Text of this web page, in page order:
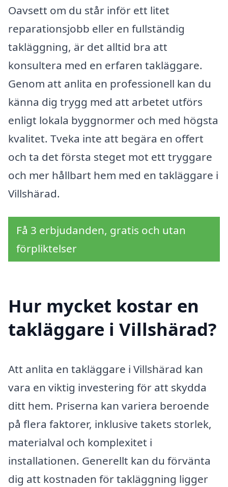
Oavsett om du står inför ett litet
reparationsjobb eller en fullständig
takläggning, är det alltid bra att
konsultera med en erfaren takläggare.
Genom att anlita en professionell kan du
känna dig trygg med att arbetet utförs
enligt lokala byggnormer och med högsta
kvalitet. Tveka inte att begära en offert
och ta det första steget mot ett tryggare
och mer hållbart hem med en takläggare i
Villshärad.
Få 3 erbjudanden, gratis och utan
förpliktelser
Hur mycket kostar en
takläggare i Villshärad?
Att anlita en takläggare i Villshärad kan
vara en viktig investering för att skydda
ditt hem. Priserna kan variera beroende
på flera faktorer, inklusive takets storlek,
materialval och komplexitet i
installationen. Generellt kan du förvänta
dig att kostnaden för takläggning ligger